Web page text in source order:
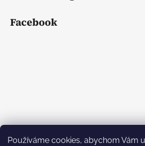
Používáme cookies, abychom Vám
Facebook